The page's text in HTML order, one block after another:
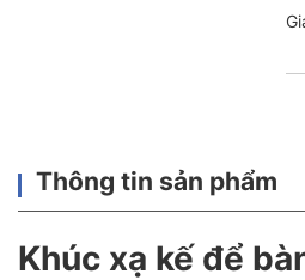
Thông tin sản phẩm
Khúc xạ kế để